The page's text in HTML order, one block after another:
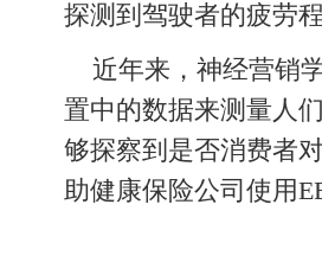
探测到驾驶者的疲劳
近年来，神经营销
置中的数据来测量人
够探察到是否消费者
助健康保险公司使用